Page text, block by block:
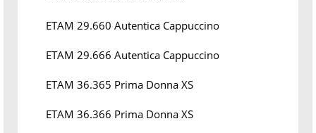
ETAM 29.660 Autentica Cappuccino
ETAM 29.666 Autentica Cappuccino
ETAM 36.365 Prima Donna XS
ETAM 36.366 Prima Donna XS